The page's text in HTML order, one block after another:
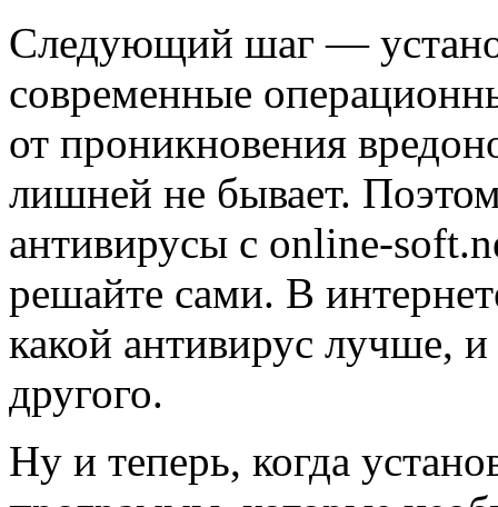
Следующий шаг —
современные
от проникновения
лишней не бывает.
антивирусы с online-
решайте сами. В
какой антивирус лучше,
другого.
Ну и теперь, когда